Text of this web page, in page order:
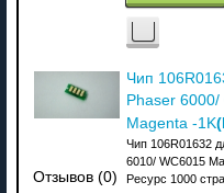
Отзывов (0)
Чип
Phaser
Magenta -1K
Чип 106R01632
6010/ WC6015
Ресурс 1000